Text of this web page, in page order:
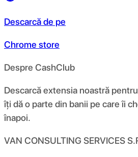
Descarcă de pe
Chrome store
Despre CashClub
Descarcă extensia noastră
îți dă o parte din banii pe care îi
înapoi.
VAN CONSULTING SERVICES